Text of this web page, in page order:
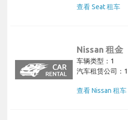
查看 Seat 租车
Nissan 租金
车辆类型：1
汽车租赁公司：1
查看 Nissan 租车